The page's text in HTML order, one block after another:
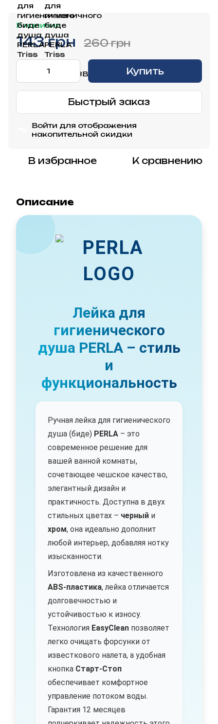
В наличии
143 грн 260 грн
Купить
Быстрый заказ
Войти для отображения
накопительной скидки
В избранное К сравнению
Описание
Лейка для
гигиенического
душа PERLA – стиль
и
функциональность
Ручная лейка для гигиенического
душа (биде) PERLA – это
современное решение для
вашей ванной комнаты,
сочетающее чешское качество,
элегантный дизайн и
практичность. Доступна в двух
стильных цветах – черный и
хром, она идеально дополнит
любой интерьер, добавляя нотку
изысканности.
Изготовлена из качественного
ABS-пластика, лейка отличается
долговечностью и
устойчивостью к износу.
Технология EasyClean позволяет
легко очищать форсунки от
известкового налета, а удобная
кнопка Старт-Стоп
обеспечивает комфортное
управление потоком воды.
Гарантия 12 месяцев